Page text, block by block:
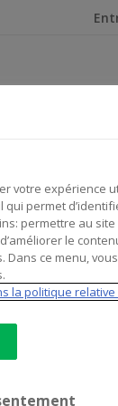
Je
de billets
VORSELAAR
votre expérience
permet
permettre au
le
ce menu,
la politique